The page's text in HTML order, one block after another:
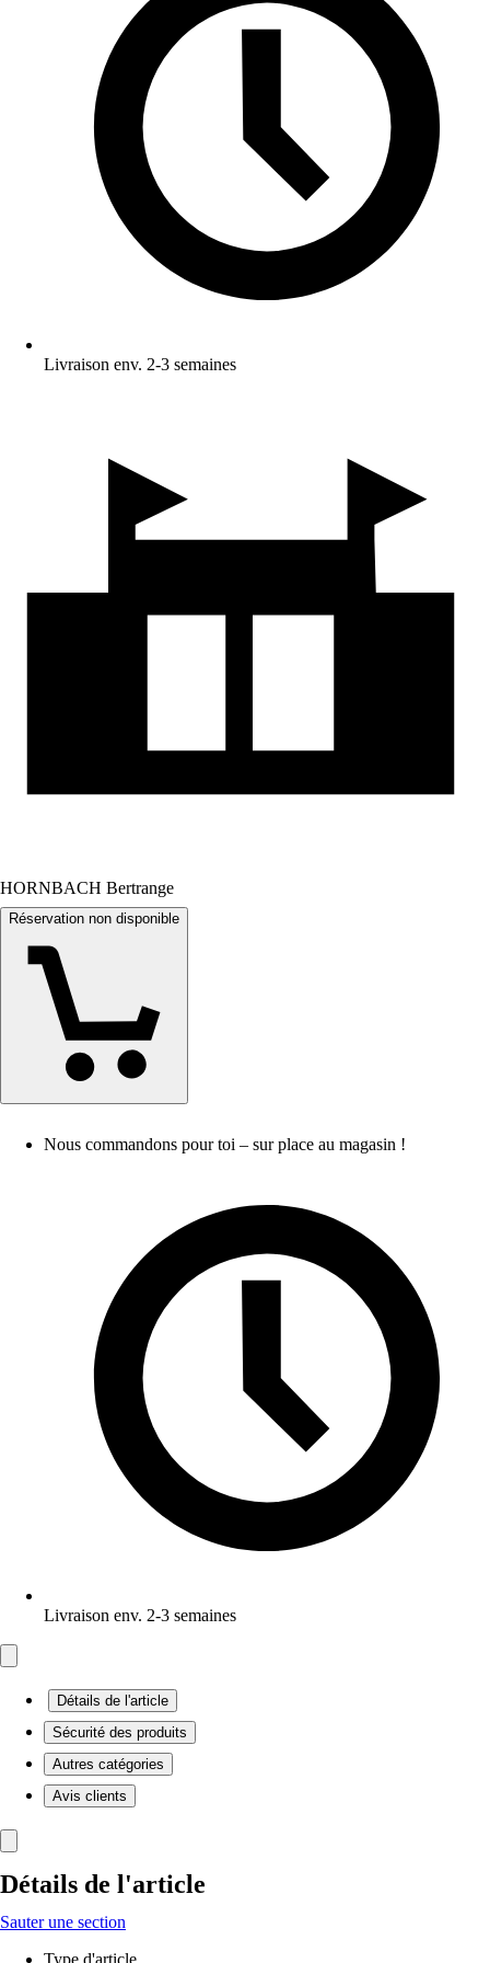
Livraison env. 2-3 semaines
HORNBACH Bertrange
Réservation non disponible
Nous commandons pour toi – sur place au magasin !
Livraison env. 2-3 semaines
Détails de l'article
Sécurité des produits
Autres catégories
Avis clients
Détails de l'article
Sauter une section
Type d'article